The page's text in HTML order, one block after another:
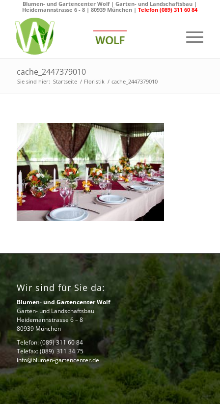
Blumen- und Gartencenter Wolf | Garten- und Landschaftsbau |
Heidemannstrasse 6 - 8 | 80939 München |Telefon (089) 311 60 84
cache_2447379010
Sie sind hier: Startseite / Floristik / cache_2447379010
Wir sind für Sie da:
Blumen- und Gartencenter Wolf
Garten- und Landschaftsbau
Heidemannstrasse 6 – 8
80939 München
Telefon:(089) 311 60 84
Telefax: (089) 311 34 75
info@blumen-gartencenter.de